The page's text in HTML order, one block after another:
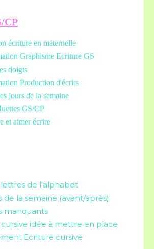
CP
écriture en maternelle
Graphisme Ecriture GS
doigts
Production d'écrits
jours de la semaine
GS/CP
et aimer écrire
de l'alphabet
de la semaine (avant/après)
manquants
idée à mettre en place
Ecriture cursive